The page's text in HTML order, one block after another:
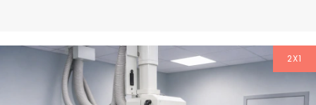
2X1